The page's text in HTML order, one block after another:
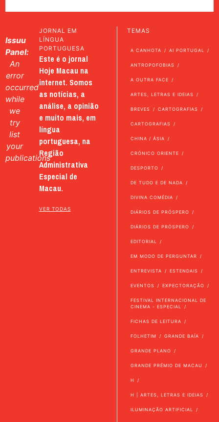
Issuu
Panel:
An
error
occurred
while
we
try
list
your
publications
JORNAL EM
LÍNGUA
PORTUGUESA
Este é o jornal
Hoje Macau na
internet. Somos
as notícias, a
análise, a opinião
e muito mais, em
língua
portuguesa, na
Região
Administrativa
Especial de
Macau.
VER TODAS
TEMAS
A CANHOTA AI PORTUGAL
ANTROPOFOBIAS
A OUTRA FACE
ARTES, LETRAS E IDEIAS
BREVES CARTOGRAFIAS
CARTOGRAFIAS
CHINA / ÁSIA
CRÓNICO ORIENTE
DESPORTO
DE TUDO E DE NADA
DIVINA COMÉDIA
DIÁRIOS DE PRÓSPERO
DIÁRIOS DE PRÓSPERO
EDITORIAL
EM MODO DE PERGUNTAR
ENTREVISTA ESTENDAIS
EVENTOS EXPECTORAÇÃO
FESTIVAL INTERNACIONAL DE
CINEMA - ESPECIAL
FICHAS DE LEITURA
FOLHETIM GRANDE BAÍA
GRANDE PLANO
GRANDE PRÉMIO DE MACAU
H
H | ARTES, LETRAS E IDEIAS
ILUMINAÇÃO ARTIFICIAL